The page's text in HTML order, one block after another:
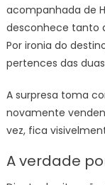
acompanhada de
desconhece tanto
Por ironia do
pertences das
A surpresa toma
novamente
vez, fica
A verdade